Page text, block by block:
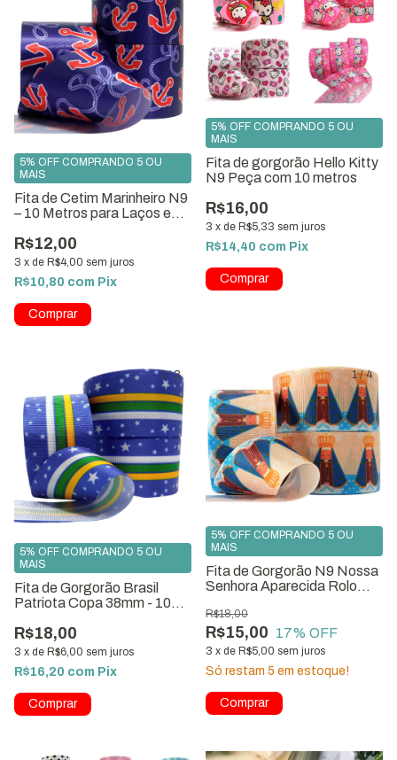
Fita de Cetim Marinheiro N9
– 10 Metros para Laços e
R$12,00
3 x de R$4,00 sem juros
5% OFF COMPRANDO 5 OU
MAIS
R$10,80 com Pix
Fita de gorgorão Hello Kitty
N9 Peça com 10 metros
R$16,00
3 x de R$5,33 sem juros
5% OFF COMPRANDO 5 OU
MAIS
R$14,40 com Pix
Comprar
1/3
Fita de Gorgorão Brasil
Patriota Copa 38mm - 10
R$18,00
3 x de R$6,00 sem juros
5% OFF COMPRANDO 5 OU
MAIS
R$16,20 com Pix
1/4
Fita de Gorgorão N9 Nossa
Senhora Aparecida Rolo
R$15,00
R$18,00
17% OFF
3 x de R$5,00 sem juros
5% OFF COMPRANDO 5 OU
MAIS
Só restam 5 em estoque!